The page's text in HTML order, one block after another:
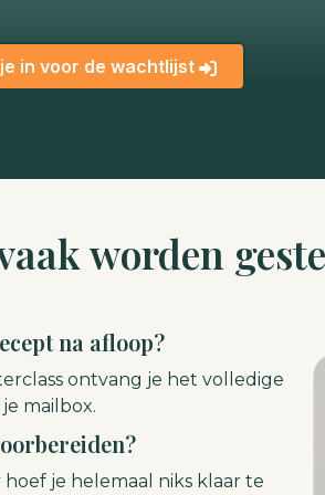
in voor de wachtlijst
worden
na afloop?
ontvang je het volledige
mailbox.
hoef je helemaal niks klaar te